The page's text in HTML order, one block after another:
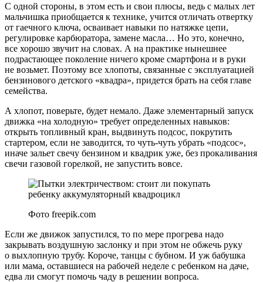
С одной стороны, в этом есть и свои плюсы, ведь с малых лет
мальчишка приобщается к технике, учится отличать отвертку
от гаечного ключа, осваивает навыки по натяжке цепи,
регулировке карбюратора, замене масла… Но это, конечно,
все хорошо звучит на словах. А на практике нынешнее
подрастающее поколение ничего кроме смартфона и в руки
не возьмет. Поэтому все хлопоты, связанные с эксплуатацией
бензинового детского «квадра», придется брать на себя главе
семейства.
А хлопот, поверьте, будет немало. Даже элементарный запуск
движка «на холодную» требует определенных навыков:
открыть топливный кран, выдвинуть подсос, покрутить
стартером, если не заводится, то чуть-чуть убрать «подсос»,
иначе зальет свечу бензином и квадрик уже, без прокаливания
свечи газовой горелкой, не запустить вовсе.
Фото freepik.com
Если же движок запустился, то по мере прогрева надо
закрывать воздушную заслонку и при этом не обжечь руку
о выхлопную трубу. Короче, танцы с бубном. И уж бабушка
или мама, оставшиеся на рабочей неделе с ребенком на даче,
едва ли смогут помочь чаду в решении вопроса.